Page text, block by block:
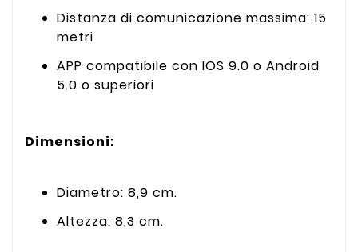
Distanza di comunicazione massima: 15
metri
APP compatibile con IOS 9.0 o Android
5.0 o superiori
Dimensioni:
Diametro: 8,9 cm.
Altezza: 8,3 cm.